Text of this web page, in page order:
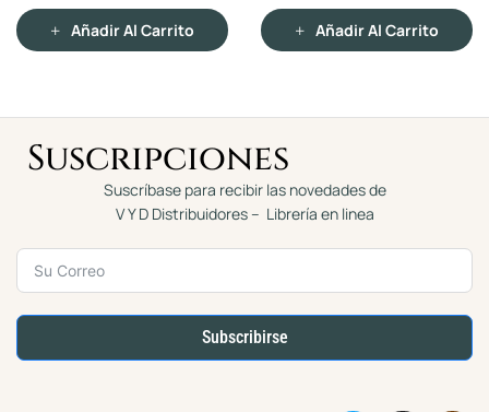
o
0
e
Añadir Al Carrito
o
0
e
Añadir Al Carrito
Suscripciones
Suscríbase para recibir las novedades de
V Y D Distribuidores – Librería en linea
Subscribirse